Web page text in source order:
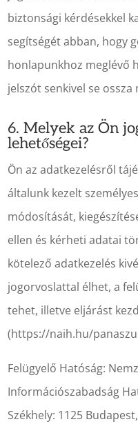
biztonsági kérdésekkel
segítségét abban, hogy
honlapunkhoz meglévő
jelszót senkivel se ossza
6. Melyek az Ön
lehetőségei?
Ön az adatkezelésről
általunk kezelt
módosítását,
ellen és kérheti adatai
kötelező adatkezelés
jogorvoslattal élhet, a
tehet, illetve eljárást
(https://naih.hu/
Felügyelő Hatóság:
Információszabadság
Székhely: 1125